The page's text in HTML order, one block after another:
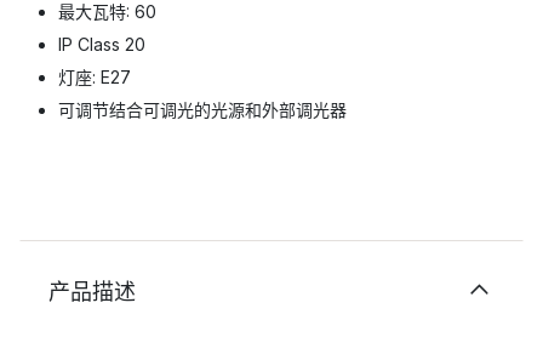
最大瓦特: 60
IP Class 20
灯座: E27
可调节结合可调光的光源和外部调光器
产品描述